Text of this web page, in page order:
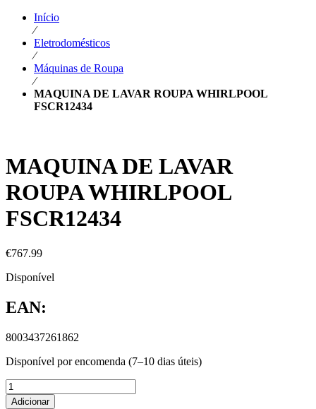
Início
⁄
Eletrodomésticos
⁄
Máquinas de Roupa
⁄
MAQUINA DE LAVAR ROUPA WHIRLPOOL
FSCR12434
MAQUINA DE LAVAR
ROUPA WHIRLPOOL
FSCR12434
€767.99
Disponível
EAN:
8003437261862
Disponível por encomenda (7–10 dias úteis)
Adicionar